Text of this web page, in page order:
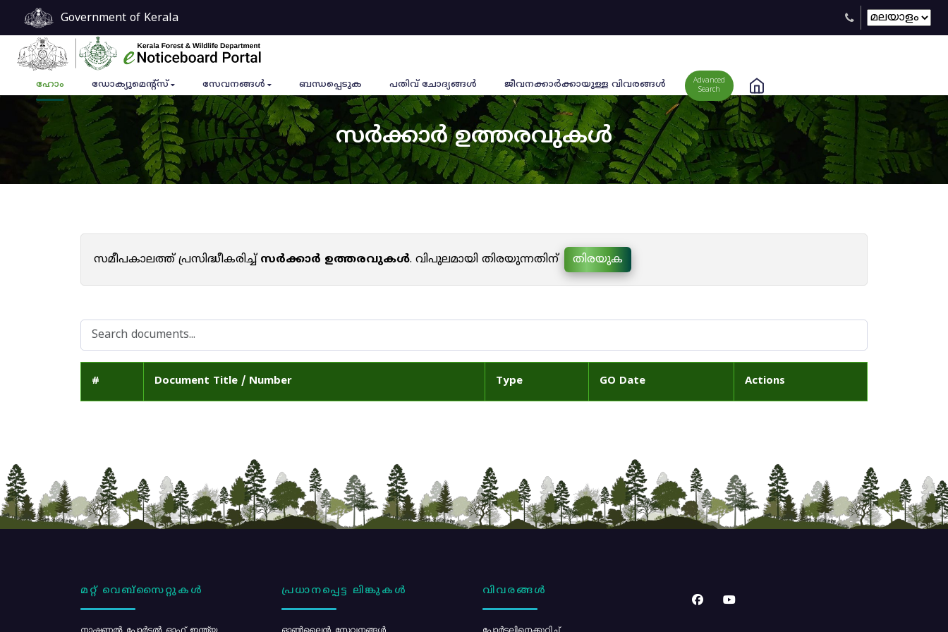
Government of Kerala
ഹോം ഡോക്യുമെൻ്റ്സ് സേവനങ്ങൾ ബന്ധപ്പെടുക പതിവ് ചോദ്യങ്ങൾ ജീവനക്കാര്‍ക്കായുള്ള വിവരങ്ങള്‍
Advanced
Search
സർക്കാർ ഉത്തരവുകൾ
സമീപകാലത്ത് പ്രസിദ്ധീകരിച്ച്സർക്കാർ ഉത്തരവുകൾ. വിപുലമായി തിരയുന്നതിന് തിരയുക
# Document Title / Number Type GO Date Actions
മറ്റ് വെബ്സൈറ്റുകൾ
നാഷണൽ പോർട്ടൽ ഓഫ് ഇന്ത്യ
പ്രധാനപ്പെട്ട ലിങ്കുകൾ
ഓൺലൈൻ സേവനങ്ങൾ
വിവരങ്ങൾ
പോര്‍ട്ടലിനെക്കുറിച്ച്